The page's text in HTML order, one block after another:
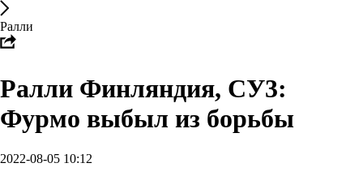
Ралли
Ралли Финляндия, СУ3:
Фурмо выбыл из борьбы
2022-08-05 10:12